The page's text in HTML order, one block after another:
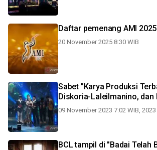
Daftar pemenang AMI 2025
20 November 2025 8:30 WIB
Sabet "Karya Produksi
Diskoria-Laleilmanino, dan
09 November 2023 7:02 WIB, 2023
BCL tampil di "Badai Telah